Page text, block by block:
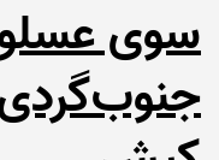
سوی
جنوب‌گردی